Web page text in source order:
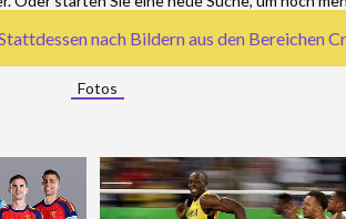
nach Bildern aus den Bereichen
Fotos